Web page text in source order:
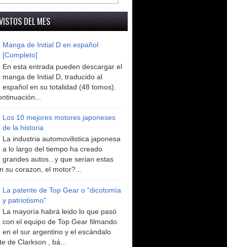
DEL MES
Manga de Initial D en español
[Completo]
En esta entrada pueden descargar el
manga de Initial D, traducido al
español en su totalidad (48 tomos).
Los 10 mejores motores japoneses
de la historia
La industria automovilistica japonesa
a lo largo del tiempo ha creado
grandes autos...y que serian estas
su corazon, el motor?...
La patente de Top Gear o "dicotomía
y patriotismo"
La mayoría habrá leido lo que pasó
con el equipo de Top Gear filmando
en el sur argentino y el escándalo
de Clarkson , bá...